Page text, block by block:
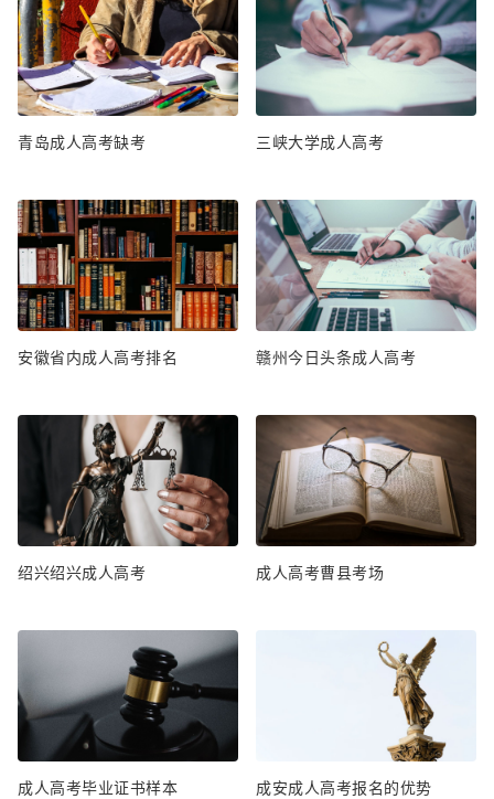
青岛成人高考缺考 三峡大学成人高考
安徽省内成人高考排名 赣州今日头条成人高考
绍兴绍兴成人高考 成人高考曹县考场
成人高考毕业证书样本 成安成人高考报名的优势